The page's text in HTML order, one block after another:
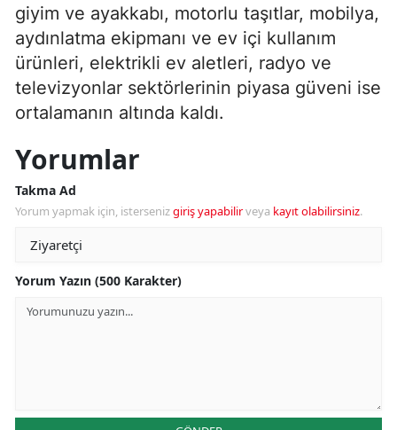
giyim ve ayakkabı, motorlu taşıtlar, mobilya,
aydınlatma ekipmanı ve ev içi kullanım
ürünleri, elektrikli ev aletleri, radyo ve
televizyonlar sektörlerinin piyasa güveni ise
ortalamanın altında kaldı.
Yorumlar
Takma Ad
Yorum yapmak için, istersenizgiriş yapabilirveya kayıt olabilirsiniz.
Yorum Yazın (500 Karakter)